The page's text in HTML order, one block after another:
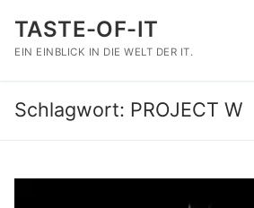
Inhalt
springen
TASTE-OF-IT
EIN EINBLICK IN DIE WELT DER IT.
Suchen nach:
Schlagwort: PROJECT W